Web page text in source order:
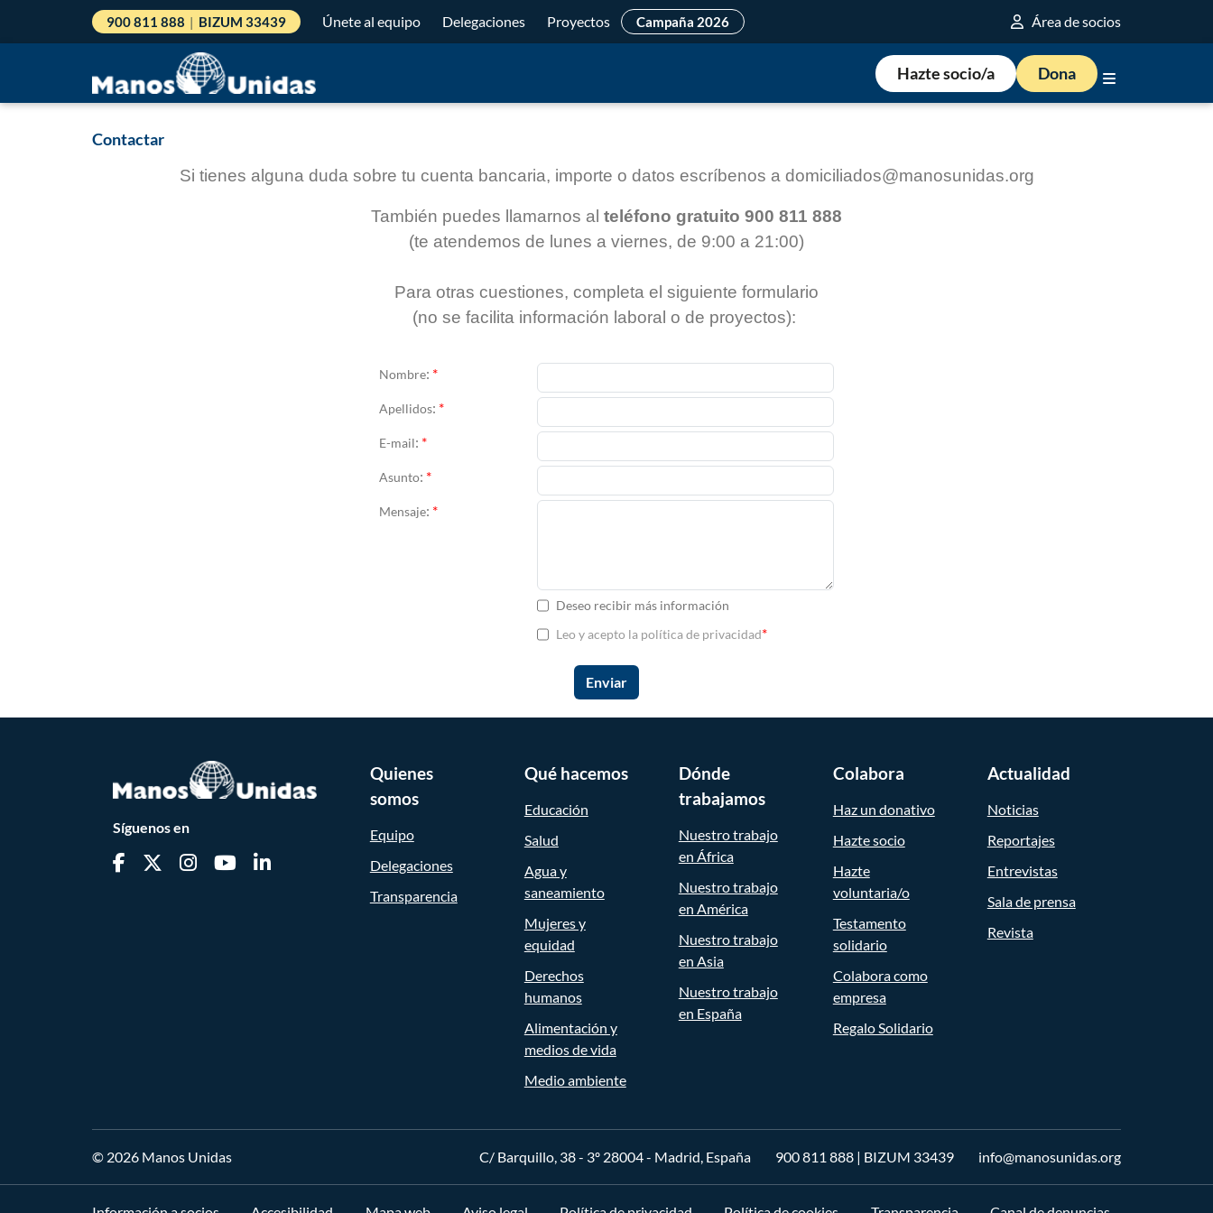
900 811 888 | BIZUM 33439 Únete al equipo Delegaciones Proyectos Campaña 2026 Área de socios
Hazte socio/a Dona
Contactar
Si tienes alguna duda sobre tu cuenta bancaria, importe o datos escríbenos a domiciliados@manosunidas.org
También puedes llamarnos al teléfono gratuito 900 811 888
(te atendemos de lunes a viernes, de 9:00 a 21:00)
Para otras cuestiones, completa el siguiente formulario
(no se facilita información laboral o de proyectos):
Nombre: *
Apellidos: *
E-mail: *
Asunto: *
Mensaje: *
Deseo recibir más información
Leo y acepto la política de privacidad*
Síguenos en
Quienes
somos
Equipo
Delegaciones
Transparencia
Qué hacemos
Educación
Salud
Agua y
saneamiento
Mujeres y
equidad
Derechos
humanos
Alimentación y
medios de vida
Medio ambiente
Dónde
trabajamos
Nuestro trabajo
en África
Nuestro trabajo
en América
Nuestro trabajo
en Asia
Nuestro trabajo
en España
Colabora
Haz un donativo
Hazte socio
Hazte
voluntaria/o
Testamento
solidario
Colabora como
empresa
Regalo Solidario
Actualidad
Noticias
Reportajes
Entrevistas
Sala de prensa
Revista
© 2026 Manos Unidas C/ Barquillo, 38 - 3º 28004 - Madrid, España 900 811 888 | BIZUM 33439 info@manosunidas.org